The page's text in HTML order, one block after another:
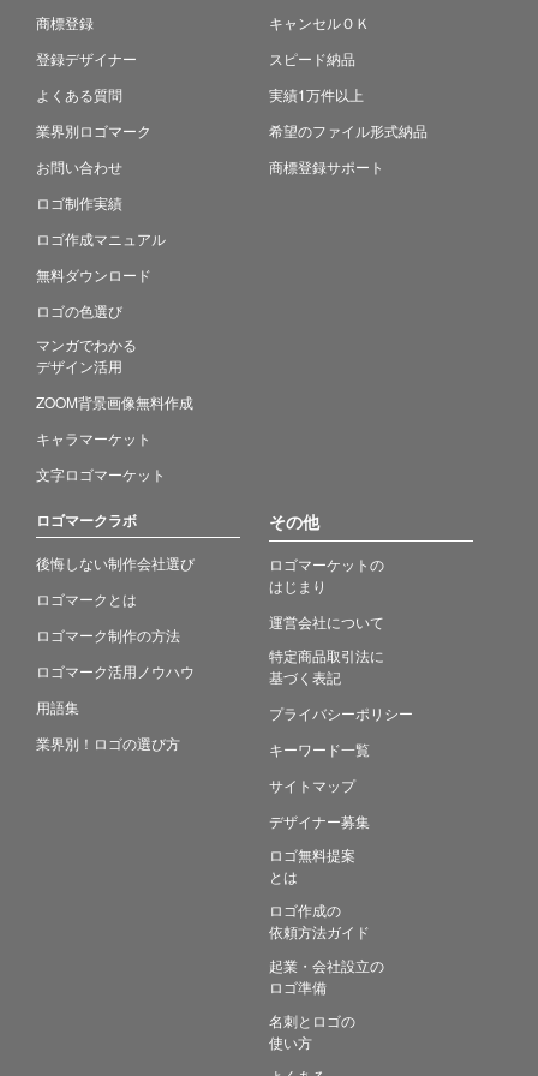
商標登録
登録デザイナー
よくある質問
業界別ロゴマーク
お問い合わせ
ロゴ制作実績
ロゴ作成マニュアル
無料ダウンロード
ロゴの色選び
マンガでわかる
デザイン活用
ZOOM背景画像無料作成
キャラマーケット
文字ロゴマーケット
キャンセルＯＫ
スピード納品
実績1万件以上
希望のファイル形式納品
商標登録サポート
ロゴマークラボ
後悔しない制作会社選び
ロゴマークとは
ロゴマーク制作の方法
ロゴマーク活用ノウハウ
用語集
業界別！ロゴの選び方
その他
ロゴマーケットの
はじまり
運営会社について
特定商品取引法に
基づく表記
プライバシーポリシー
キーワード一覧
サイトマップ
デザイナー募集
ロゴ無料提案
とは
ロゴ作成の
依頼方法ガイド
起業・会社設立の
ロゴ準備
名刺とロゴの
使い方